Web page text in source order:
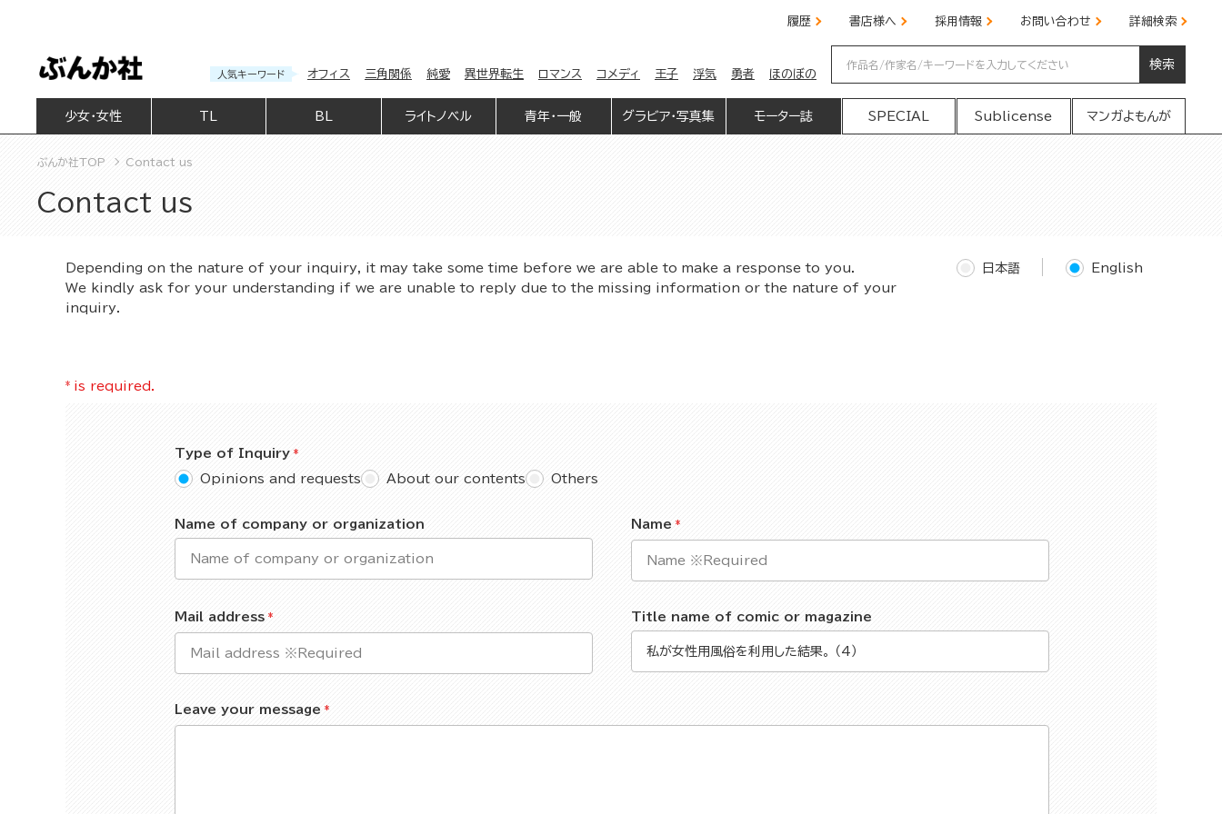
履歴 書店様へ 採用情報 お問い合わせ 詳細検索
人気キーワード オフィス 三角関係 純愛 異世界転生 ロマンス コメディ 王子 浮気 勇者 ほのぼの
検索
少女・女性 BL ライトノベル 青年・一般 グラビア・写真集 モーター誌 SPECIAL Sublicense マンガよもんが
ぶんか社TOP Contact us
Contact us
Depending on the nature of your inquiry, it may take some time before we are able to make a response to you.
We kindly ask for your understanding if we are unable to reply due to the missing information or the nature of your
inquiry.
日本語 English
* is required.
Type of Inquiry
Opinions and requests
About our contents Others
Name of company or organization Name
Mail address Title name of comic or magazine
Leave your message